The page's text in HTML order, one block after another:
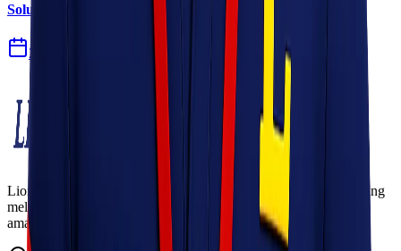
Solusi Logistik untuk Perusahaan Manufaktur
27 Jul 2026
Lionel Express adalah perusahaan jasa pengiriman terpercaya yang
melayani pengiriman barang ke seluruh Indonesia dengan cepat,
aman, dan harga kompetitif.